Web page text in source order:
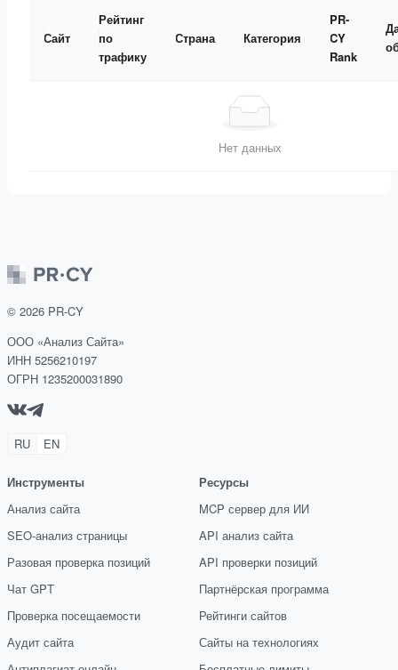
Сайт
Рейтинг
по
трафику
Страна Категория
PR-
CY
Rank
Нет данных
© 2026 PR-CY
ООО «Анализ Сайта»
ИНН 5256210197
ОГРН 1235200031890
RU EN
Инструменты
Анализ сайта
SEO-анализ страницы
Разовая проверка позиций
Чат GPT
Проверка посещаемости
Аудит сайта
Ресурсы
MCP сервер для ИИ
API анализ сайта
API проверки позиций
Партнёрская программа
Рейтинги сайтов
Сайты на технологиях